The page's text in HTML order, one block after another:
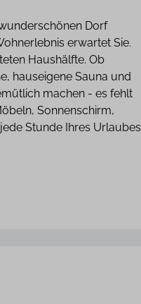
Dorf
erwartet Sie.
Haushälfte. Ob
hauseigene Sauna und
machen - es fehlt
Sonnenschirm,
Stunde Ihres Urlaubes